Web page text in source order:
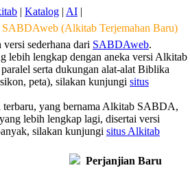
| Katalog | AI |
(Alkitab Terjemahan Baru)
sederhana dari SABDAweb.
lebih lengkap dengan aneka versi Alkitab
serta dukungan alat-alat Biblika
peta), silakan kunjungi situs
yang bernama Alkitab SABDA,
lebih lengkap lagi, disertai versi
silakan kunjungi situs Alkitab
Perjanjian Baru